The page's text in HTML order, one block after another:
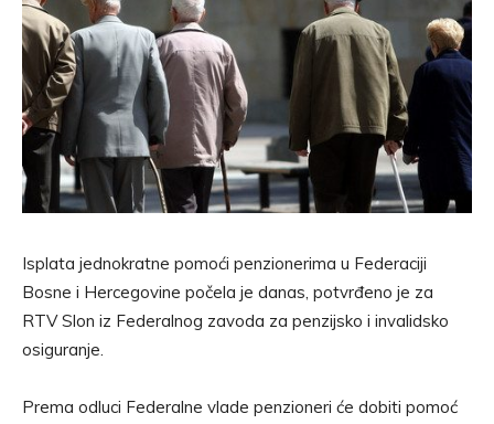
Isplata jednokratne pomoći penzionerima u Federaciji
Bosne i Hercegovine počela je danas, potvrđeno je za
RTV Slon iz Federalnog zavoda za penzijsko i invalidsko
osiguranje.
Prema odluci Federalne vlade penzioneri će dobiti pomoć